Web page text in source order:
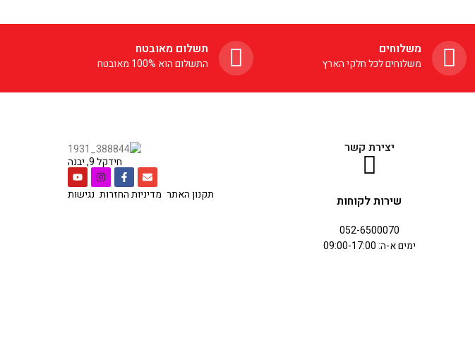
משלוחים
משלוחים לכל חלקי הארץ
תשלום מאובטח
התשלום הוא 100% מאובטח
יצירת קשר
שירות לקוחות
052-6500070
ימים א-ה: 09:00-17:00
חידקל 9, יבנה
תקנון האתר מדיניות החזרות נגישות